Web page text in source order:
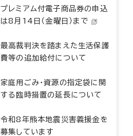
プレミアム付電子商品券の申込
は8月14日（金曜日）まで
最高裁判決を踏まえた生活保護
費等の追加給付について
家庭用ごみ・資源の指定袋に関
する臨時措置の延長について
令和8年熊本地震災害義援金を
募集しています